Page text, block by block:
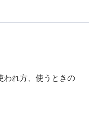
われ方、使うときの